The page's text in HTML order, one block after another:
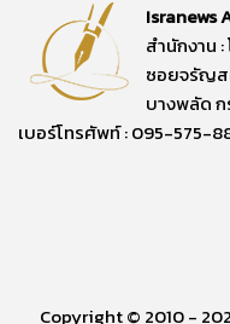
Isranews
สำนักงาน :
ซอยจรัญส
บางพลัด
เบอร์โทรศัพท์ : 095-575-
Copyright © 2010 -